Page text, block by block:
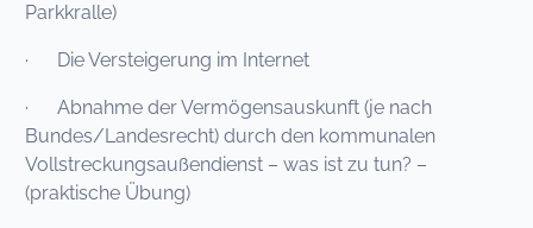
Parkkralle)
· Die Versteigerung im Internet
· Abnahme der Vermögensauskunft (je nach
Bundes/Landesrecht) durch den kommunalen
Vollstreckungsaußendienst – was ist zu tun? –
(praktische Übung)